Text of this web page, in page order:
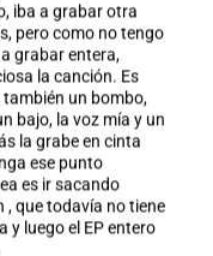
iba a grabar otra
pero como no tengo
grabar entera,
la canción. Es
un bombo,
bajo, la voz mía y un
la grabe en cinta
ese punto
es ir sacando
, que todavía no tiene
luego el EP entero